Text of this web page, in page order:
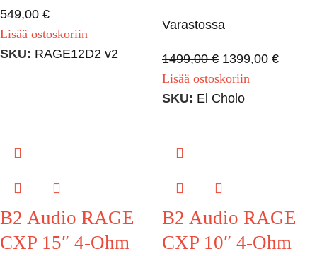
549,00 €
Lisää ostoskoriin
SKU: RAGE12D2 v2
Varastossa
1499,00€ 1399,00 €
Lisää ostoskoriin
SKU: El Cholo
B2 Audio RAGE
CXP 15″ 4-Ohm
B2 Audio RAGE
CXP 10″ 4-Ohm